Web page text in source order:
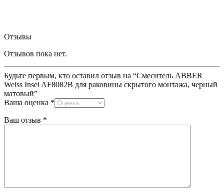
Отзывы
Отзывов пока нет.
Будьте первым, кто оставил отзыв на “Смеситель ABBER
Weiss Insel AF8082B для раковины скрытого монтажа, черный
матовый”
Ваша оценка *
Ваш отзыв *